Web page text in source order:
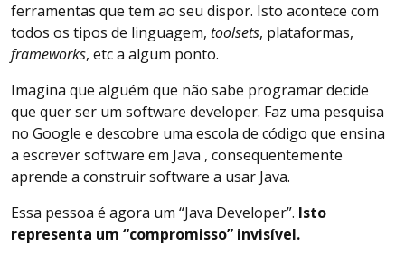
ferramentas que tem ao seu dispor. Isto acontece com
todos os tipos de linguagem, toolsets, plataformas,
frameworks, etc a algum ponto.
Imagina que alguém que não sabe programar decide
que quer ser um software developer. Faz uma pesquisa
no Google e descobre uma escola de código que ensina
a escrever software em Java , consequentemente
aprende a construir software a usar Java.
Essa pessoa é agora um “Java Developer”. Isto
representa um “compromisso” invisível.